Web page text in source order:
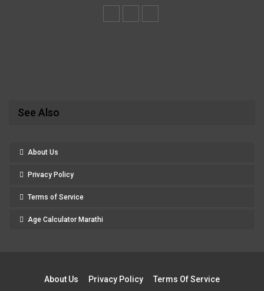
See Also
About Us
Privacy Policy
Terms of Service
Age Calculator Marathi
About Us Privacy Policy Terms Of Service